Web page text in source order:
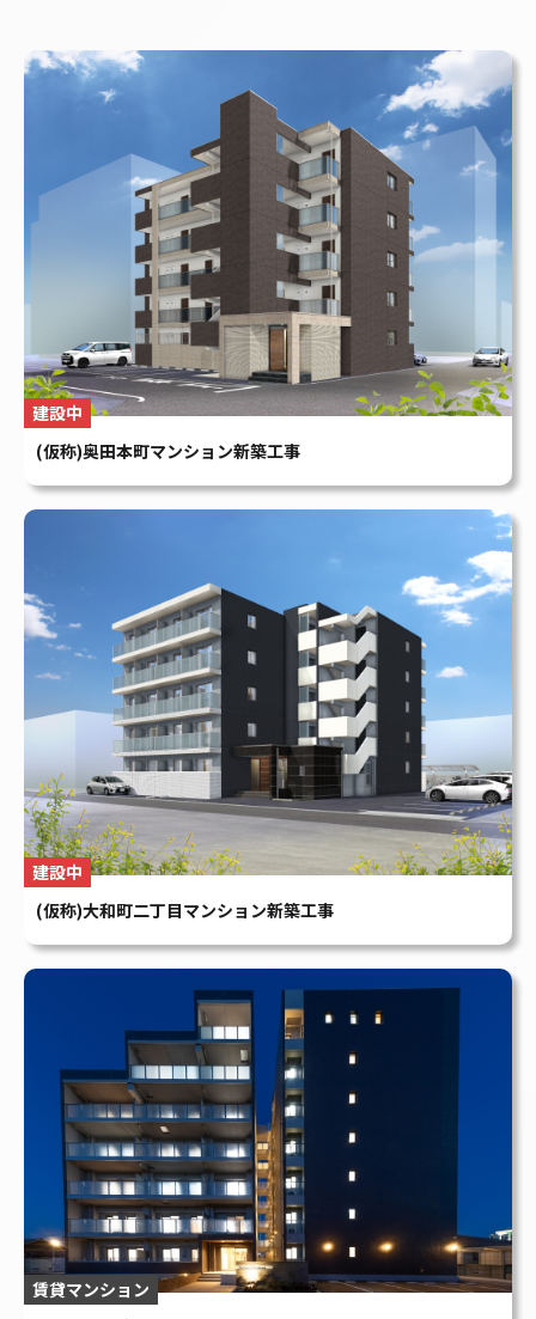
(仮称)奥田本町マンション新築工事
建設中
賃貸マンション
Foresis 下中野